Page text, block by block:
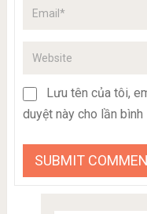
Lưu tên của tôi,
duyệt này cho lần bình